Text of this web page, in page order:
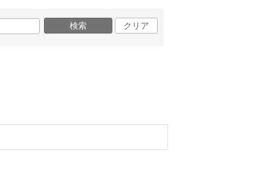
検索 クリア